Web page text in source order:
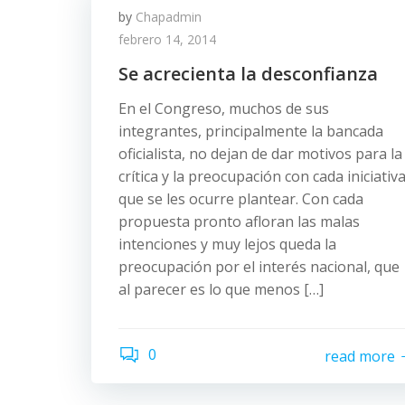
by Chapadmin
febrero 14, 2014
Se acrecienta la desconfianza
En el Congreso, muchos de sus
integrantes, principalmente la bancada
oficialista, no dejan de dar motivos para la
crítica y la preocupación con cada iniciativa
que se les ocurre plantear. Con cada
propuesta pronto afloran las malas
intenciones y muy lejos queda la
preocupación por el interés nacional, que
al parecer es lo que menos […]
0 read more